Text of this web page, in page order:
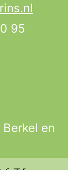
95
Berkel en